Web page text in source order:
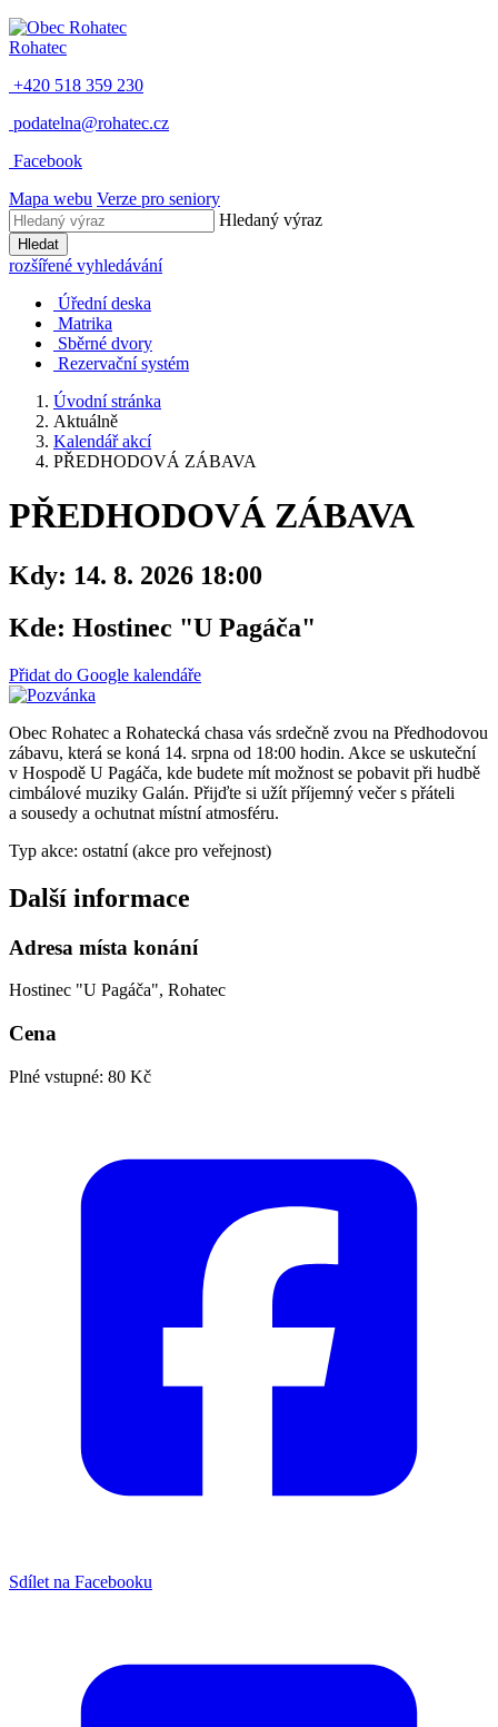
Rohatec
+420 518 359 230
podatelna@rohatec.cz
Facebook
Mapa webu Verze pro seniory
Hledaný výraz
Hledat
rozšířené vyhledávání
Úřední deska
Matrika
Sběrné dvory
Rezervační systém
Úvodní stránka
Aktuálně
Kalendář akcí
PŘEDHODOVÁ ZÁBAVA
PŘEDHODOVÁ ZÁBAVA
Kdy: 14. 8. 2026 18:00
Kde: Hostinec "U Pagáča"
Přidat do Google kalendáře
Obec Rohatec a Rohatecká chasa vás srdečně zvou na Předhodovou
zábavu, která se koná 14. srpna od 18:00 hodin. Akce se uskuteční
v Hospodě U Pagáča, kde budete mít možnost se pobavit při hudbě
cimbálové muziky Galán. Přijďte si užít příjemný večer s přáteli
a sousedy a ochutnat místní atmosféru.
Typ akce: ostatní (akce pro veřejnost)
Další informace
Adresa místa konání
Hostinec "U Pagáča", Rohatec
Cena
Plné vstupné: 80 Kč
Sdílet na Facebooku